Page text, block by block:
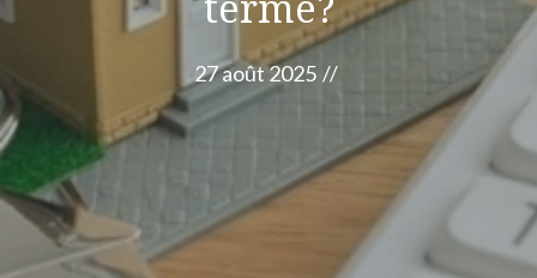
27 août 2025 //